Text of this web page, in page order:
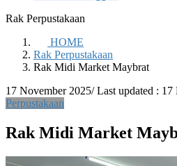
Rak Perpustakaan
HOME
Rak Perpustakaan
Rak Midi Market Maybrat
17 November 2025/ Last updated : 17
Perpustakaan
Rak Midi Market